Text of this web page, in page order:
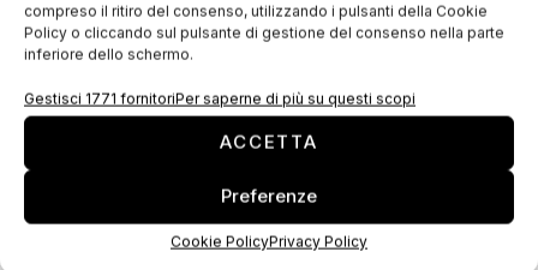
compreso il ritiro del consenso, utilizzando i pulsanti della Cookie
Policy o cliccando sul pulsante di gestione del consenso nella parte
inferiore dello schermo.
Gestisci 1771 fornitoriPer saperne di più su questi scopi
ACCETTA
Preferenze
Cookie PolicyPrivacy Policy
L’azienda serve oltre78.000 clienti in130 nazioni,
ed annovera più di
distribuite nei settori dell’abbigliamento & accessori,
del comfort e tempo libero, dei trasporti, del
packaging e della segnaletica. L’azienda sviluppa e
produce i propri prodotti in diverse sedi negli Stati
Uniti ed in Canada e dispone di filiali produttive in